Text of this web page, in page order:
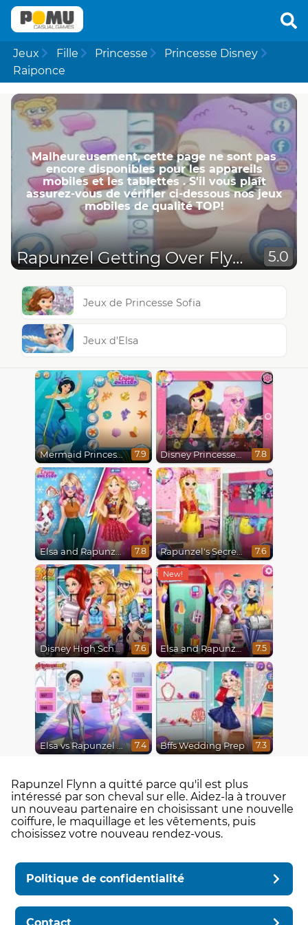
Jeux Fille Princesse
Princesse Disney
Raiponce
Malheureusement, cette page ne ​​sont pas
encore disponibles pour les appareils
mobiles et les tablettes . S'il vous plaît
assurez-vous de vérifier ci-dessous nos jeux
mobiles de qualité TOP!
Rapunzel Getting Over Flynn 5.0
Jeux de Princesse Sofia
Jeux d'Elsa
Mermaid Princesses 7.9 Disney Princesses : Boho vs Edgy 7.8
Elsa and Rapunzel Princess Rivalry 7.8 Rapunzel's Secret Garden 7.6
Disney High School Love 7.6 Elsa and Rapunzel Future Fashion 7.5
Elsa vs Rapunzel Fashion Game 7.4 Bffs Wedding Prep 7.3
Rapunzel Flynn a quitté parce qu'il est plus
intéressé par son cheval sur elle. Aidez-la à trouver
un nouveau partenaire en choisissant une nouvelle
coiffure, le maquillage et les vêtements, puis
choisissez votre nouveau rendez-vous.
Politique de confidentialité